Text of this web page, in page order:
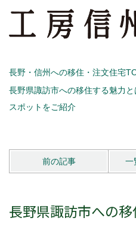
長野・信州への移住・注文住宅
長野県諏訪市への移住する魅力
スポットをご紹介
前の記事 一
長野県諏訪市への